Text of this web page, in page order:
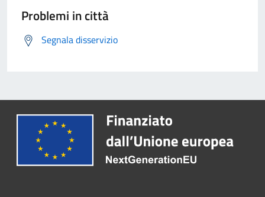
Problemi in città
Segnala disservizio